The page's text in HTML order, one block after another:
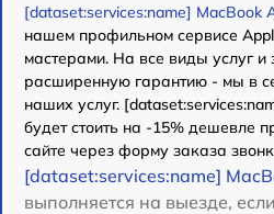
[dataset:services:name] MacBook
нашем профильном сервисе
мастерами. На все виды услуг и
расширенную гарантию - мы в
наших услуг.
будет стоить на -15% дешевле
сайте через форму заказа
[dataset:services:name]
выполняется на выезде,